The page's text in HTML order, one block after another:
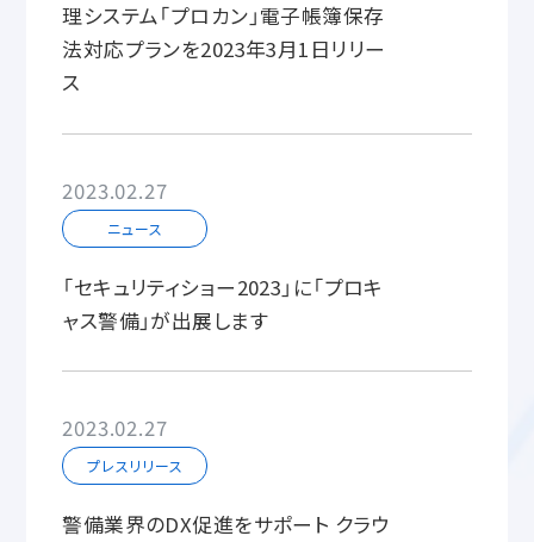
理システム「プロカン」電子帳簿保存
法対応プランを2023年3月1日リリー
ス
2023.02.27
ニュース
「セキュリティショー2023」に「プロキ
ャス警備」が出展します
2023.02.27
プレスリリース
警備業界のDX促進をサポート クラウ